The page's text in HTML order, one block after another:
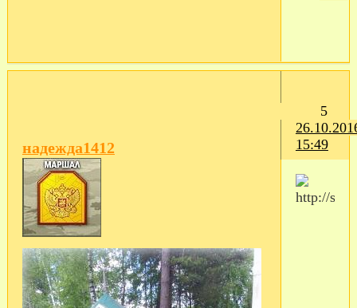
5
15:49
надежда1412